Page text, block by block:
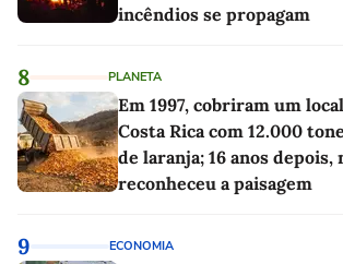
incêndios se propagam
8 PLANETA
Em 1997, cobriram um
Costa Rica com 12.000
de laranja; 16 anos depois,
reconheceu a paisagem
9 ECONOMIA